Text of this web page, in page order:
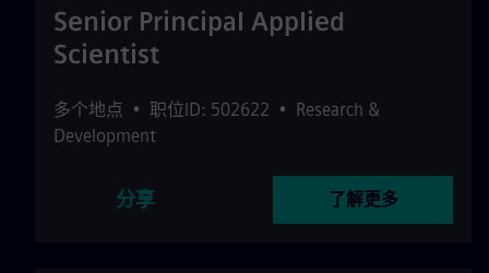
Senior Principal Applied
Scientist
多个地点 • 职位ID: 502622 • Research &
Development
分享 了解更多